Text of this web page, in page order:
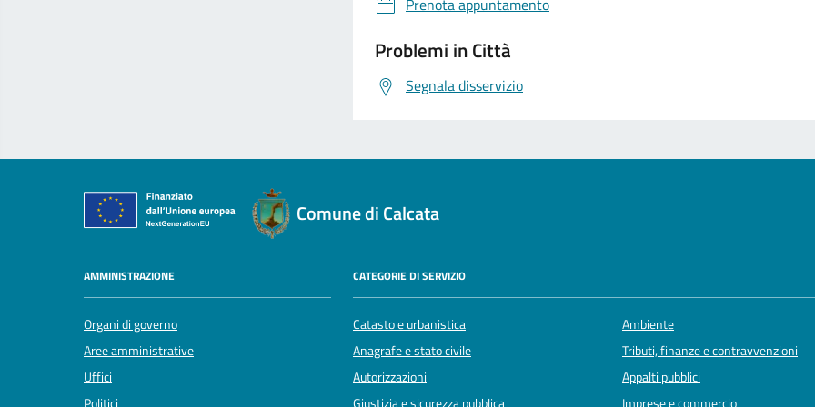
Prenota appuntamento
Problemi in Città
Segnala disservizio
Comune di Calcata
AMMINISTRAZIONE
Organi di governo
Aree amministrative
Uffici
CATEGORIE DI SERVIZIO
Catasto e urbanistica
Anagrafe e stato civile
Autorizzazioni
Ambiente
Tributi, finanze e contravvenzioni
Appalti pubblici